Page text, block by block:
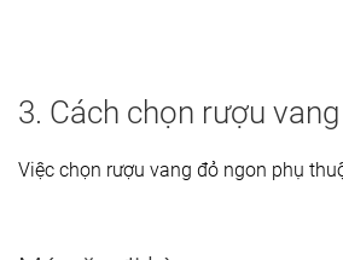
3. Cách chọn rượu
Việc chọn rượu vang đỏ ngon phụ